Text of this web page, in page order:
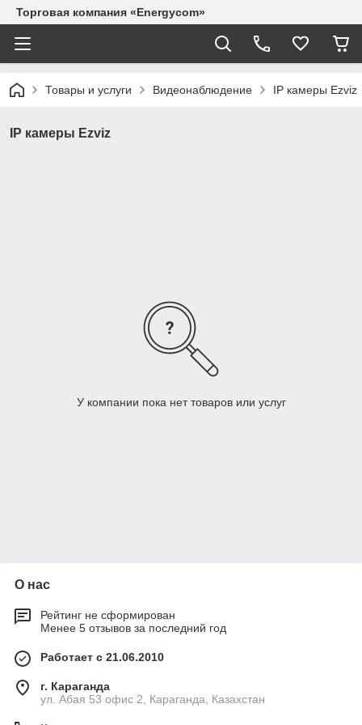
Торговая компания «Energycom»
Товары и услуги Видеонаблюдение IP камеры Ezviz
IP камеры Ezviz
У компании пока нет товаров или услуг
О нас
Рейтинг не сформирован
Менее 5 отзывов за последний год
Работает с 21.06.2010
г. Караганда
ул. Абая 53 офис 2, Караганда, Казахстан